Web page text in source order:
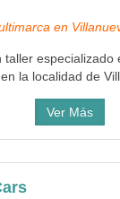
en
taller especializado
la localidad de
Ver Más